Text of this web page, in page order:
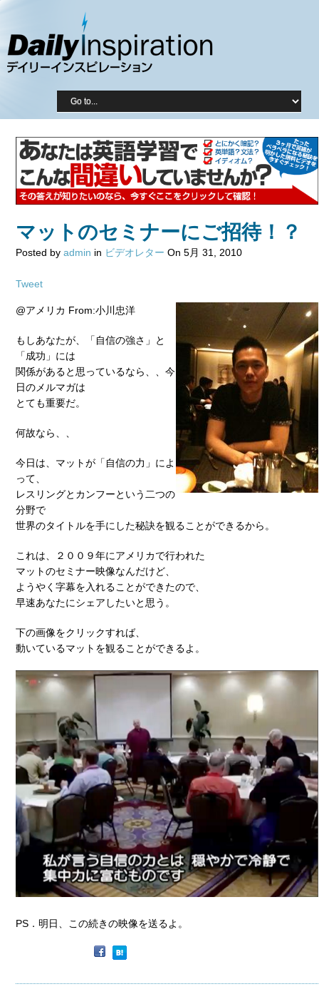
マットのセミナーにご招待！？
Posted by admin in ビデオレター On 5月 31, 2010
Tweet
@アメリカ From:小川忠洋
もしあなたが、「自信の強さ」と
「成功」には
関係があると思っているなら、、今
日のメルマガは
とても重要だ。
何故なら、、
今日は、マットが「自信の力」によ
って、
レスリングとカンフーという二つの
分野で
世界のタイトルを手にした秘訣を観ることができるから。
これは、２００９年にアメリカで行われた
マットのセミナー映像なんだけど、
ようやく字幕を入れることができたので、
早速あなたにシェアしたいと思う。
下の画像をクリックすれば、
動いているマットを観ることができるよ。
PS．明日、この続きの映像を送るよ。